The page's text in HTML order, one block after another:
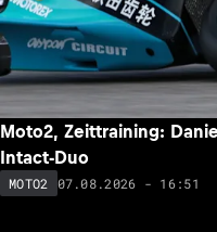
Moto2, Zeittraining:
Intact-Duo
MOTO2 07.08.2026 - 16:51